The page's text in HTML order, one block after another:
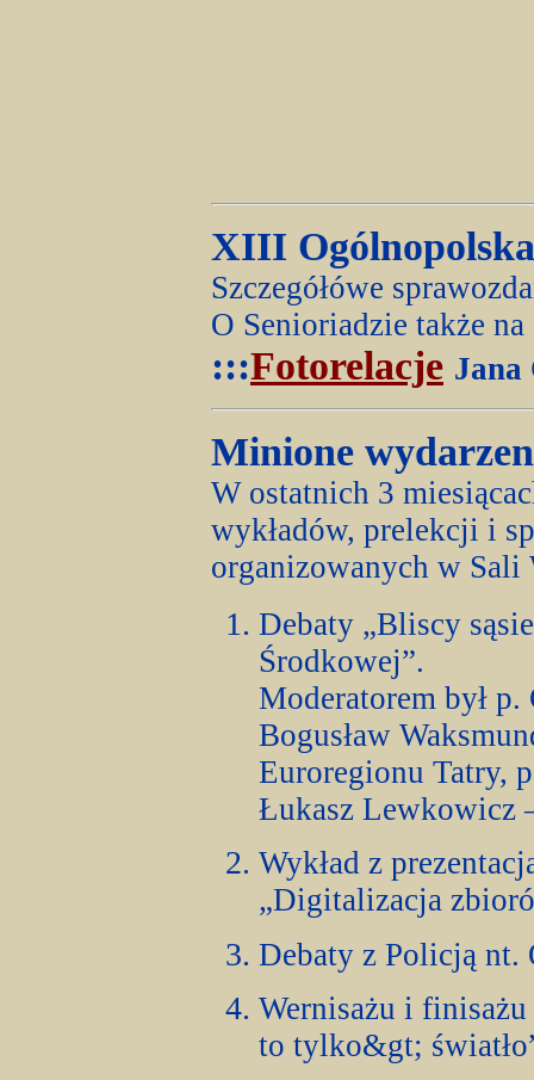
XIII
Szczegółówe
O Senioriadzie także
:::Fotorelacje Jana
Minione
W ostatnich 3
wykładów, prelekcji i
organizowanych w Sali
Debaty „Bliscy
Środkowej”.
Moderatorem był p.
Bogusław
Euroregionu Tatry,
Łukasz Lewkowicz
Wykład z
„Digitalizacja
Debaty z Policją nt.
Wernisażu i
to tylko&gt;